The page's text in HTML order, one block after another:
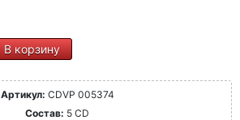
В корзину
Артикул: CDVP 005374
Состав: 5 CD